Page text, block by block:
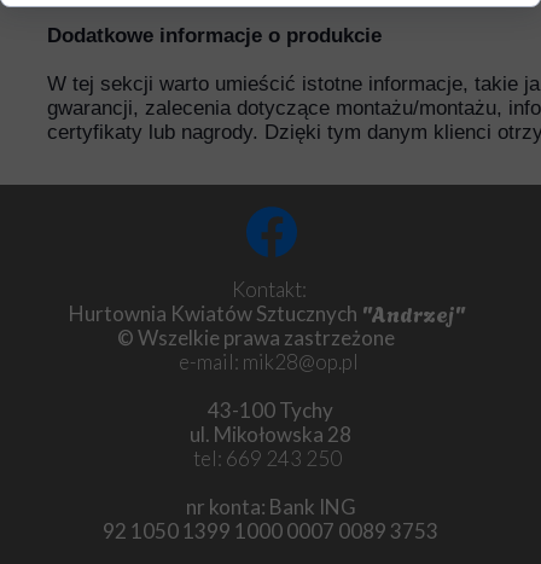
Dodatkowe informacje o produkcie
W tej sekcji warto umieścić istotne informacje, takie
gwarancji, zalecenia dotyczące montażu/montażu,
certyfikaty lub nagrody. Dzięki tym danym klienci
Kontakt:
Hurtownia Kwiatów Sztucznych "Andrzej"
© Wszelkie prawa zastrzeżone
e-mail: mik28@op.pl
43-100 Tychy
ul. Mikołowska 28
tel: 669 243 250
nr konta: Bank ING
92 1050 1399 1000 0007 0089 3753